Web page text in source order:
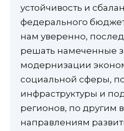
устойчивость и
федерального
нам уверенно,
решать намеченные
модернизации
социальной сферы,
инфраструктуры и
регионов, по другим
направлениям